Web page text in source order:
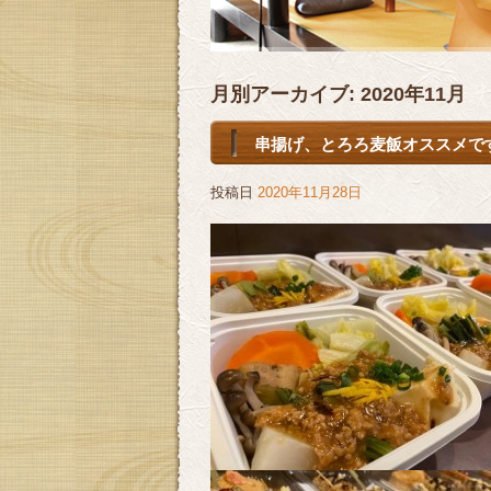
月別アーカイブ: 2020年11月
串揚げ、とろろ麦飯オススメで
投稿日 2020年11月28日